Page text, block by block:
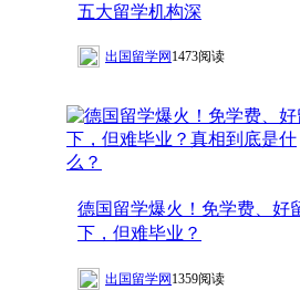
五大留学机构深
1473阅读
出国留学网
德国留学爆火！免学费、好
下，但难毕业？
1359阅读
出国留学网